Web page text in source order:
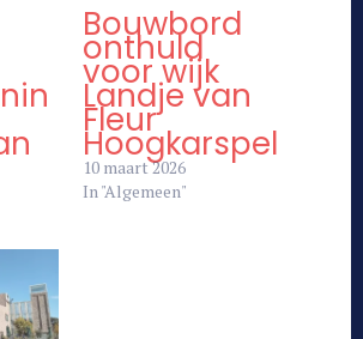
Bouwbord
onthuld
voor wijk
Landje van
Fleur
Hoogkarspel
10 maart 2026
In "Algemeen"